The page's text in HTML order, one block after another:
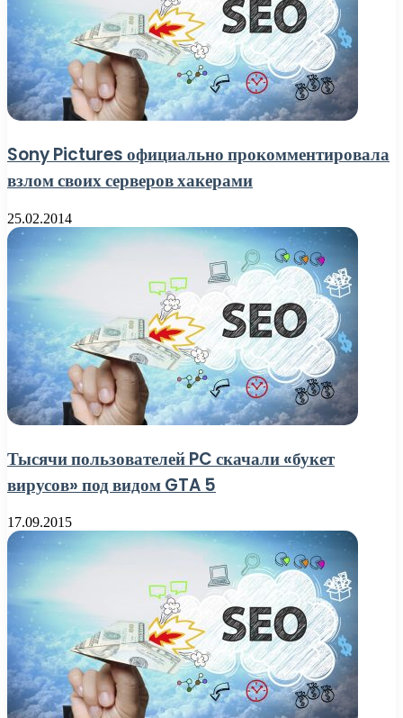
Sony Pictures официально прокомментировала
взлом своих серверов хакерами
25.02.2014
Тысячи пользователей PC скачали «букет
вирусов» под видом GTA 5
17.09.2015